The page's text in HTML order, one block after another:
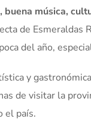
buena música,
de Esmeraldas
del año,
y
de visitar la
el país.